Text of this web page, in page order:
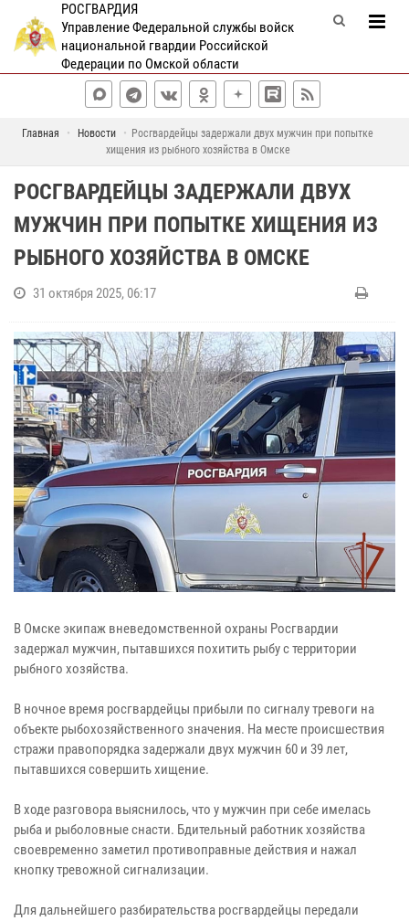
РОСГВАРДИЯ
Управление Федеральной службы войск
национальной гвардии Российской
Федерации по Омской области
Главная Новости
Росгвардейцы задержали двух мужчин при попытке
хищения из рыбного хозяйства в Омске
РОСГВАРДЕЙЦЫ ЗАДЕРЖАЛИ ДВУХ
МУЖЧИН ПРИ ПОПЫТКЕ ХИЩЕНИЯ ИЗ
РЫБНОГО ХОЗЯЙСТВА В ОМСКЕ
31 октября 2025, 06:17
В Омске экипаж вневедомственной охраны Росгвардии
задержал мужчин, пытавшихся похитить рыбу с территории
рыбного хозяйства.
В ночное время росгвардейцы прибыли по сигналу тревоги на
объекте рыбохозяйственного значения. На месте происшествия
стражи правопорядка задержали двух мужчин 60 и 39 лет,
пытавшихся совершить хищение.
В ходе разговора выяснилось, что у мужчин при себе имелась
рыба и рыболовные снасти. Бдительный работник хозяйства
своевременно заметил противоправные действия и нажал
кнопку тревожной сигнализации.
Для дальнейшего разбирательства росгвардейцы передали